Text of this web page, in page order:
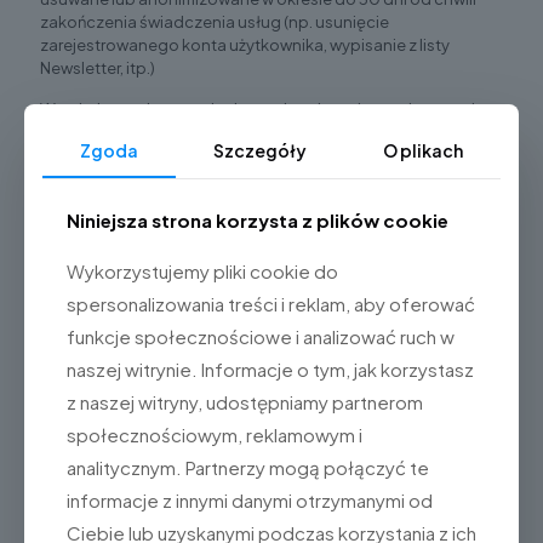
zakończenia świadczenia usług (np. usunięcie
zarejestrowanego konta użytkownika, wypisanie z listy
Newsletter, itp.)
W wyjątkowych sytuacjach, w celu zabezpieczenie prawnie
Administratora, okres ten może ulec wydłużeniu. W takiej
sytuacji Administrator będzie przechowywał wskazane dane,
niż przez okres 3 lat w przypadku naruszenia lub podejrzenia
dane dotyczą.
Kto jest odbiorcą danych w tym danych
osobowych?
Co do zasady jedynym odbiorcą danych jest Administrator.
Przetwarzanie danych może jednak być powierzone innym
podmiotom, realizującym usługi na rzecz Administratora w
celu utrzymania działalności Serwisu.
Do podmiotów takich można zaliczyć między innymi:
Zgoda Szczegóły O plikach
Niniejsza strona korzysta z plików cookie
Wykorzystujemy pliki cookie do
spersonalizowania treści i reklam, aby oferować
funkcje społecznościowe i analizować ruch w
naszej witrynie. Informacje o tym, jak korzystasz
z naszej witryny, udostępniamy partnerom
społecznościowym, reklamowym i
analitycznym. Partnerzy mogą połączyć te
informacje z innymi danymi otrzymanymi od
Ciebie lub uzyskanymi podczas korzystania z ich